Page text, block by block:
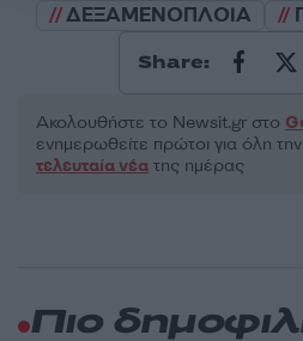
ΔΕΞΑΜΕΝΟΠΛΟΙΑ
Share:
Ακολουθήστε το Νewsit.gr στο
ενημερωθείτε πρώτοι για όλη
τελευταία νέα της ημέρας
Πιο